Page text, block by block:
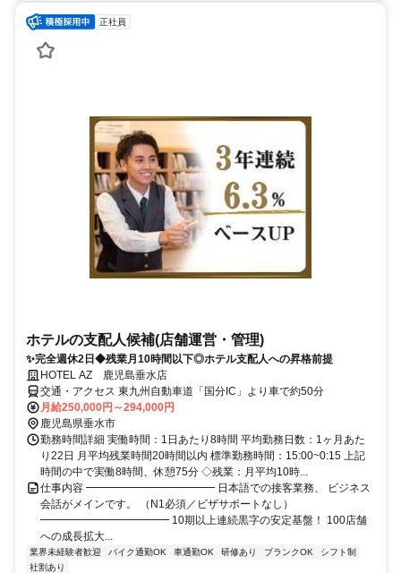
正社員
ホテルの支配人候補(店舗運営・管理)
✨完全週休2日◆残業月10時間以下◎ホテル支配人への昇格前提
HOTEL AZ 鹿児島垂水店
交通・アクセス 東九州自動車道「国分IC」より車で約50分
月給250,000円～294,000円
鹿児島県垂水市
勤務時間詳細 実働時間：1日あたり8時間 平均勤務日数：1ヶ月あた
り22日 月平均残業時間20時間以内 標準勤務時間：15:00~0:15 上記
時間の中で実働8時間、休憩75分 ◇残業：月平均10時...
仕事内容 ━━━━━━━━━━━━ 日本語での接客業務、 ビジネス
会話がメインです。 （N1必須／ビザサポートなし）
━━━━━━━━━━━━ 10期以上連続黒字の安定基盤！ 100店舗
への成長拡大...
業界未経験者歓迎 バイク通勤OK 車通勤OK 研修あり ブランクOK
シフト制
社割あり